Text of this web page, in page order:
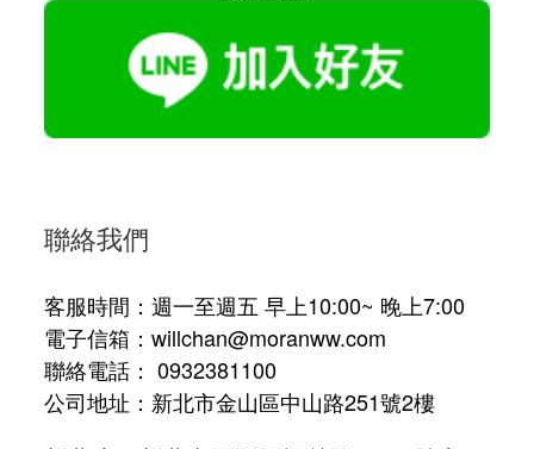
聯絡我們
客服時間：週一至週五 早上10:00~ 晚上7:00
電子信箱：willchan@moranww.com
聯絡電話： 0932381100
公司地址：新北市金山區中山路251號2樓